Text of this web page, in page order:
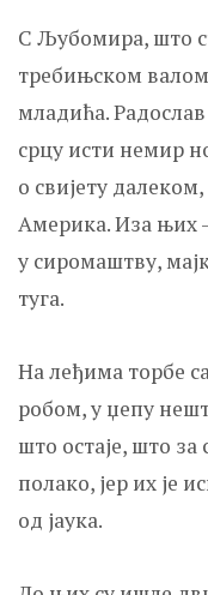
С Љубомира, што
требињском
младића.
срцу исти немир
о свијету
Америка. Иза њих
у сиромаштву,
туга.
На леђима торбе
робом, у џепу
што остаје, што
полако, јер их је
од јаука.